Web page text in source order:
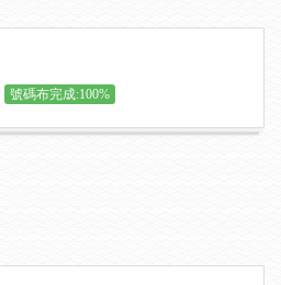
號碼布完成:100%